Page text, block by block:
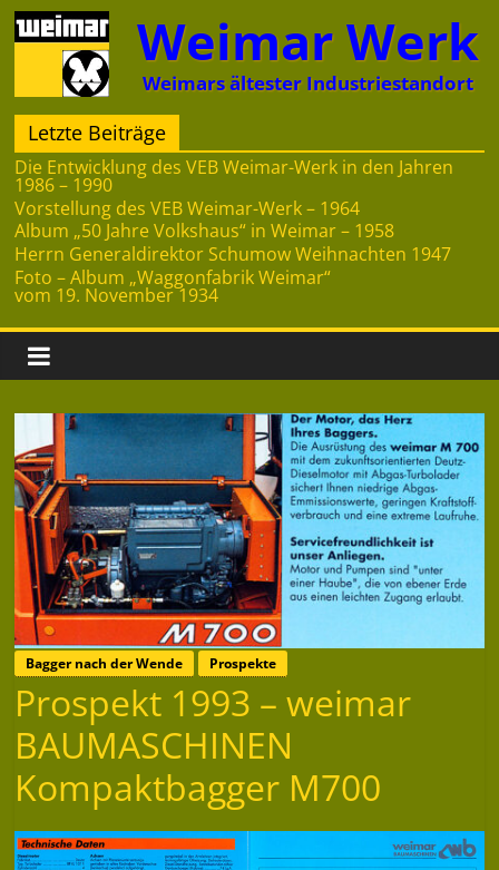
Zum
Inhalt
springen
Weimar Werk
Weimars ältester Industriestandort
Letzte Beiträge
Die Entwicklung des VEB Weimar-Werk in den Jahren
1986 – 1990
Vorstellung des VEB Weimar-Werk – 1964
Album „50 Jahre Volkshaus“ in Weimar – 1958
Herrn Generaldirektor Schumow Weihnachten 1947
Foto – Album „Waggonfabrik Weimar“
vom 19. November 1934
Bagger nach der Wende Prospekte
Prospekt 1993 – weimar
BAUMASCHINEN
Kompaktbagger M700